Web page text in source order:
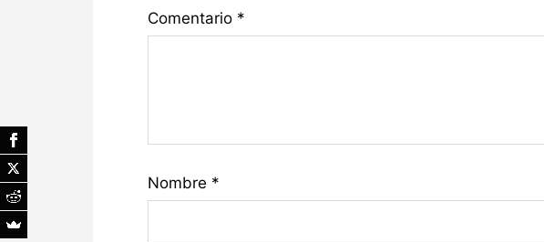
Comentario *
Nombre *